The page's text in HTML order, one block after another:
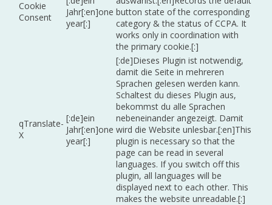
Cookie
Consent
Jahr[:en]one
year[:]
button state of the corresponding
category & the status of CCPA. It
works only in coordination with
the primary cookie.[:]
qTranslate-
X
[:de]ein
Jahr[:en]one
year[:]
[:de]Dieses Plugin ist notwendig,
damit die Seite in mehreren
Sprachen gelesen werden kann.
Schaltest du dieses Plugin aus,
bekommst du alle Sprachen
nebeneinander angezeigt. Damit
wird die Website unlesbar.[:en]This
plugin is necessary so that the
page can be read in several
languages. If you switch off this
plugin, all languages will be
displayed next to each other. This
makes the website unreadable.[:]